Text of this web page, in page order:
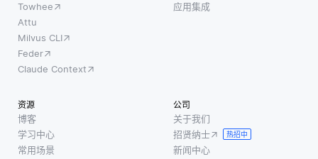
Towhee
Attu
Milvus CLI
Feder
Claude Context
应用集成
资源
博客
学习中心
常用场景
公司
关于我们
招贤纳士
热招中
新闻中心